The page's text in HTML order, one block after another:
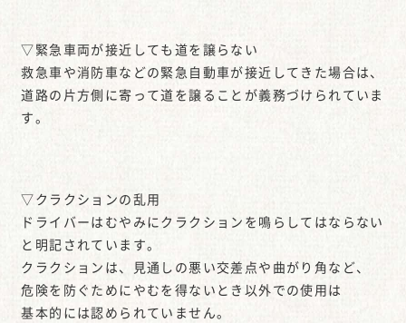
▽緊急車両が接近しても道を譲らない
救急車や消防車などの緊急自動車が接近してきた場合は、
道路の片方側に寄って道を譲ることが義務づけられていま
す。
▽クラクションの乱用
ドライバーはむやみにクラクションを鳴らしてはならない
と明記されています。
クラクションは、見通しの悪い交差点や曲がり角など、
危険を防ぐためにやむを得ないとき以外での使用は
基本的には認められていません。